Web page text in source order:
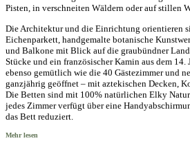
Pisten, in verschneiten Wäldern oder auf stillen
Die Architektur und die Einrichtung orientieren
Eichenparkett, handgemalte botanische
und Balkone mit Blick auf die graubündner
Stücke und ein französischer Kamin aus dem
ebenso gemütlich wie die 40 Gästezimmer und
ganzjährig geöffnet – mit aztekischen Decken,
Die Betten sind mit 100% natürlichen Elky
jedes Zimmer verfügt über eine
das Bett reduziert.
Mehr lesen